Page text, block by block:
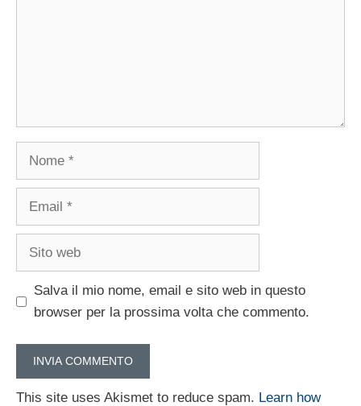
Nome
Email
Sito
Salva il mio nome, email e sito web in questo
browser per la prossima volta che commento.
This site uses Akismet to reduce spam. Learn how